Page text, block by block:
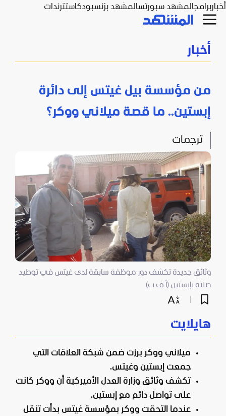
أخباربرامجالمشهد سبورتسالمشهد بزنسبودكاستترندات
أخبار
من مؤسسة بيل غيتس إلى دائرة
إبستين.. ما قصة ميلاني ووكر؟
ترجمات
وثائق جديدة تكشف دور موظفة سابقة لدى غيتس في توطيد
صلته بإبستين (أ ف ب)
هايلايت
ميلاني ووكر برزت ضمن شبكة العلاقات التي
جمعت إبستين وغيتس.
تكشف وثائق وزارة العدل الأميركية أن ووكر كانت
على تواصل دائم مع إبستين.
عندما التحقت ووكر بمؤسسة غيتس بدأت تنقل